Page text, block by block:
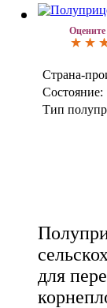
Оцените
Страна-
Состояние:
Тип
для